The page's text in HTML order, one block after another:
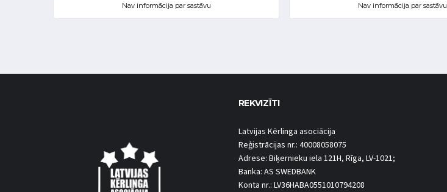
Nav informācija par sastāvu Nav informācija par sastāvu
REKVIZĪTI
Latvijas Kērlinga asociācija
Reģistrācijas nr.: 40008058075
Adrese: Biķernieku iela 121H, Rīga, LV-1021;
Banka: AS SWEDBANK
Konta nr.: LV36HABA0551010794208